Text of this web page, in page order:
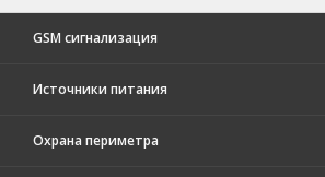
GSM сигнализация
Источники питания
Охрана периметра